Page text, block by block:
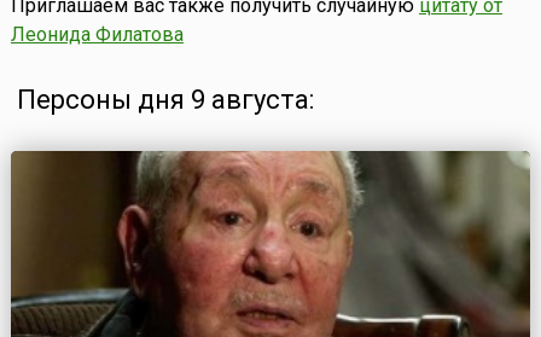
Приглашаем вас также получить случайную цитату от
Леонида Филатова
Персоны дня 9 августа: